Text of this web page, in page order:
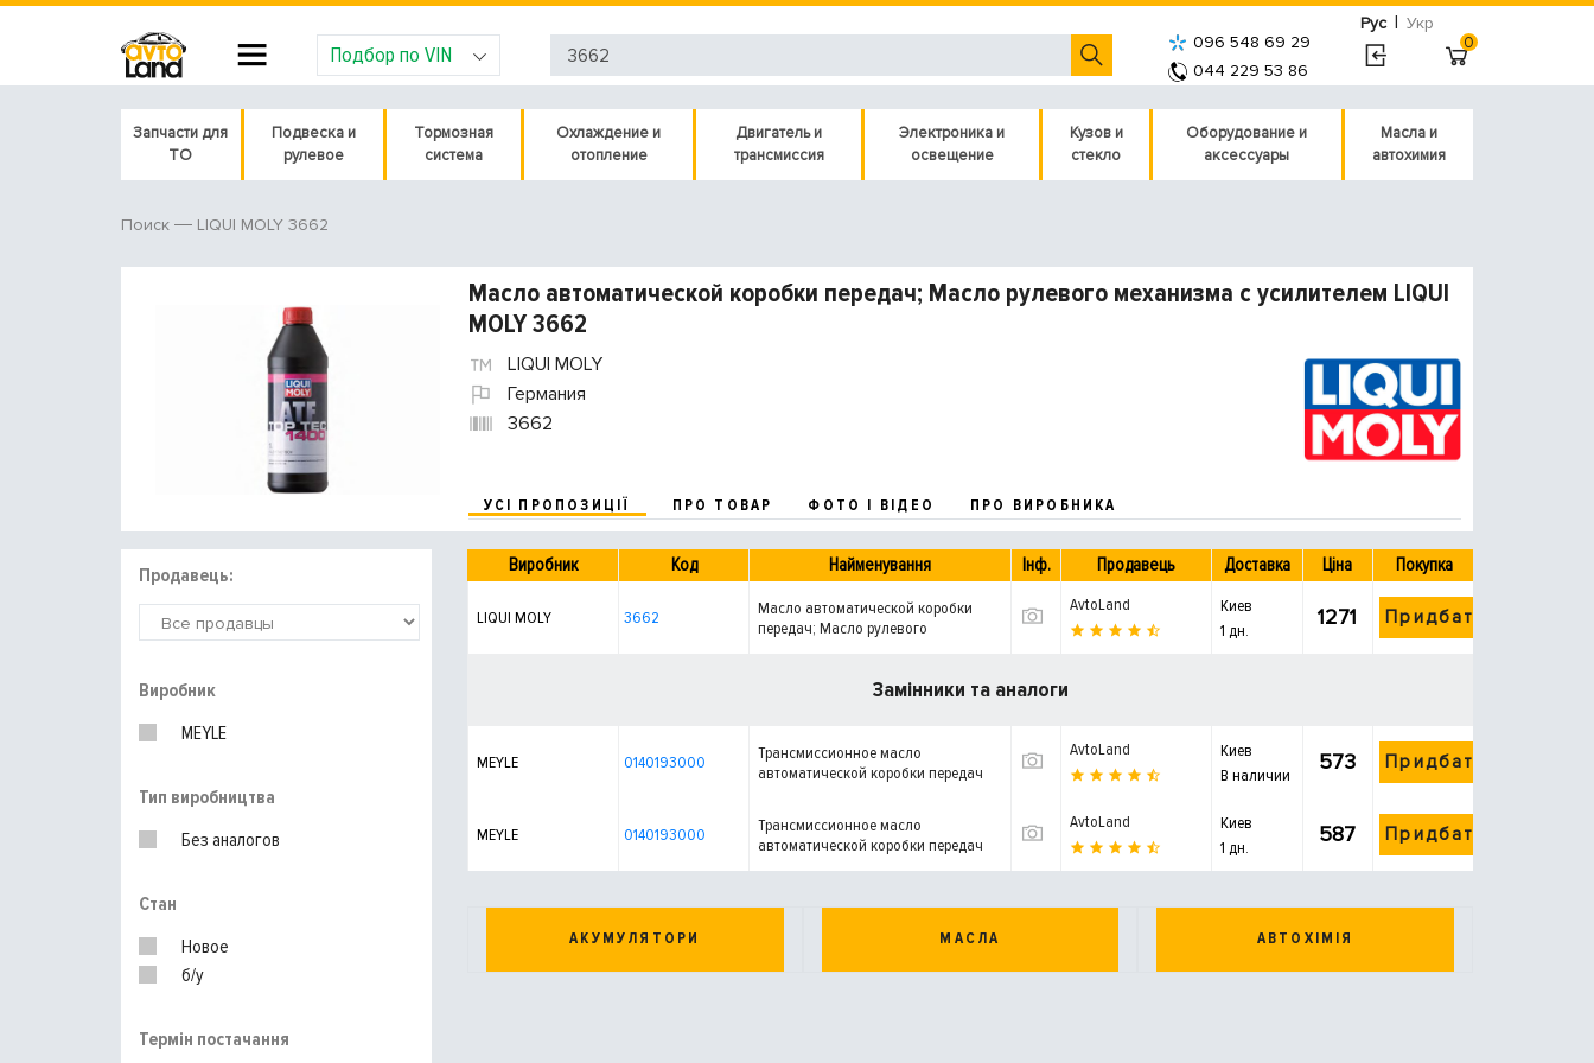
Рус | Укр
Подбор по VIN
096 548 69 29
044 229 53 86
0
Запчасти для
ТО
Подвеска и
рулевое
Тормозная
система
Охлаждение и
отопление
Двигатель и
трансмиссия
Электроника и
освещение
Кузов и
стекло
Оборудование и
аксессуары
Масла и
автохимия
Поиск LIQUI MOLY 3662
Масло автоматической коробки передач; Масло рулевого механизма с усилителем LIQUI
MOLY 3662
LIQUI MOLY
Германия
3662
УСІ ПРОПОЗИЦІЇ ПРО ТОВАР ФОТО І ВІДЕО ПРО ВИРОБНИКА
Продавець:
Виробник
MEYLE
Тип виробництва
Без аналогов
Стан
Новое
б/у
Термін постачання
Виробник Код Найменування Інф. Продавець Доставка Ціна Покупка
LIQUI MOLY 3662
Масло автоматической коробки
передач; Масло рулевого
AvtoLand
Киев
1 дн.
1271 Придбати
Замінники та аналоги
MEYLE 0140193000
Трансмиссионное масло
автоматической коробки передач
AvtoLand
Киев
В наличии
573 Придбати
MEYLE 0140193000
Трансмиссионное масло
автоматической коробки передач
AvtoLand
Киев
1 дн.
587 Придбати
АКУМУЛЯТОРИ МАСЛА АВТОХІМІЯ